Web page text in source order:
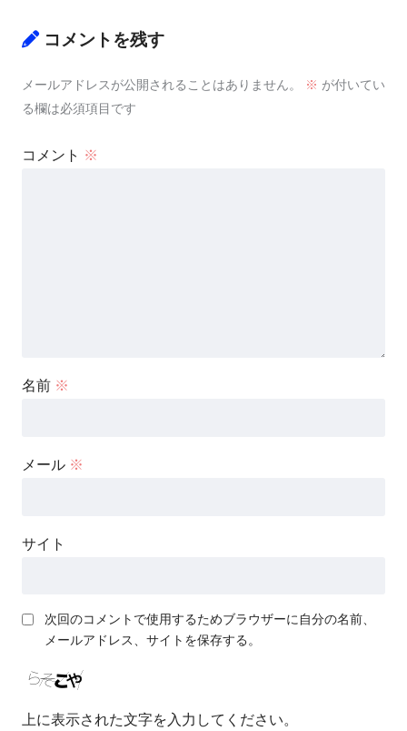
コメントを残す
メールアドレスが公開されることはありません。 ※ が付いてい
る欄は必須項目です
コメント ※
名前 ※
メール ※
サイト
次回のコメントで使用するためブラウザーに自分の名前、
メールアドレス、サイトを保存する。
上に表示された文字を入力してください。